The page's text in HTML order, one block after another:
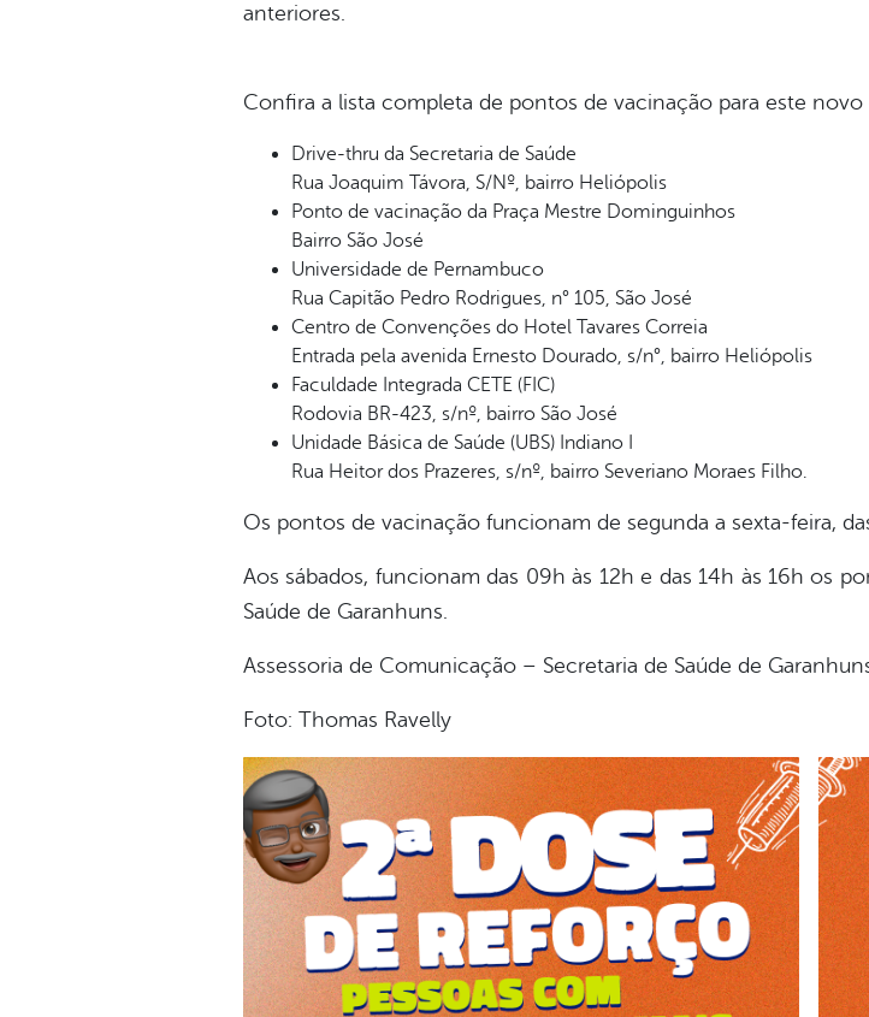
anteriores.
Confira a lista completa de pontos de vacinação para este novo
Drive-thru da Secretaria de Saúde
Rua Joaquim Távora, S/Nº, bairro Heliópolis
Ponto de vacinação da Praça Mestre Dominguinhos
Bairro São José
Universidade de Pernambuco
Rua Capitão Pedro Rodrigues, n° 105, São José
Centro de Convenções do Hotel Tavares Correia
Entrada pela avenida Ernesto Dourado, s/n°, bairro Heliópolis
Faculdade Integrada CETE (FIC)
Rodovia BR-423, s/nº, bairro São José
Unidade Básica de Saúde (UBS) Indiano I
Rua Heitor dos Prazeres, s/nº, bairro Severiano Moraes Filho.
Os pontos de vacinação funcionam de segunda a sexta-feira,
Aos sábados, funcionam das 09h às 12h e das 14h às 16h os
Saúde de Garanhuns.
Assessoria de Comunicação – Secretaria de Saúde de
Foto: Thomas Ravelly